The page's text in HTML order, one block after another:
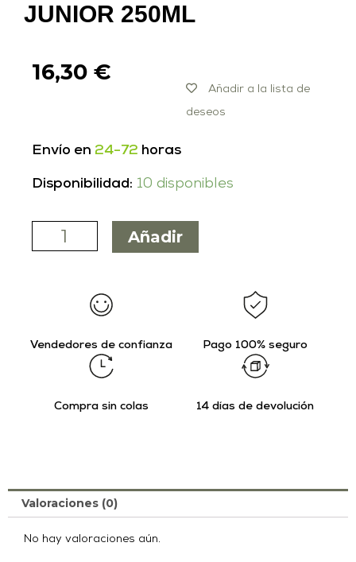
JUNIOR 250ML
16,30 €
Añadir a la lista de
deseos
Envío en 24-72 horas
Disponibilidad: 10 disponibles
Añadir
Vendedores de confianza Pago 100% seguro
Compra sin colas 14 días de devolución
Valoraciones (0)
No hay valoraciones aún.